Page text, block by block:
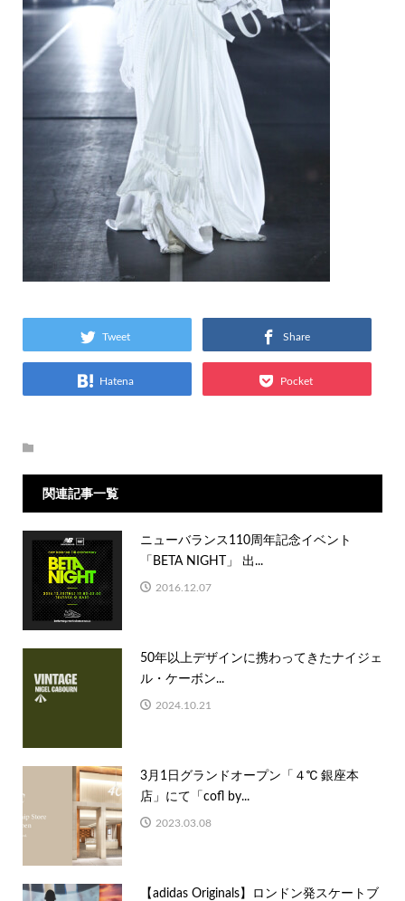
Tweet Share
Hatena Pocket
関連記事一覧
ニューバランス110周年記念イベント
「BETA NIGHT」 出...
2016.12.07
50年以上デザインに携わってきたナイジェ
ル・ケーボン...
2024.10.21
3月1日グランドオープン「４℃ 銀座本
店」にて「cofl by...
2023.03.08
【adidas Originals】ロンドン発スケートブ